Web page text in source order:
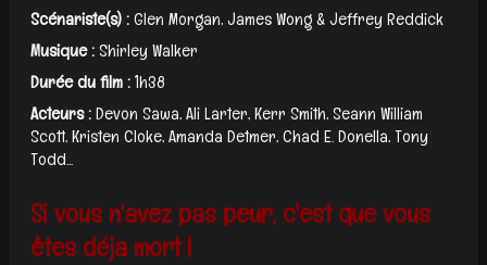
Scénariste(s) :Glen Morgan, James Wong & Jeffrey Reddick
Musique :Shirley Walker
Durée du film :1h38
Acteurs :Devon Sawa, Ali Larter, Kerr Smith, Seann William
Scott, Kristen Cloke, Amanda Detmer, Chad E. Donella, Tony
Todd...
Si vous n'avez pas peur, c'est que vous
êtes déja mort !